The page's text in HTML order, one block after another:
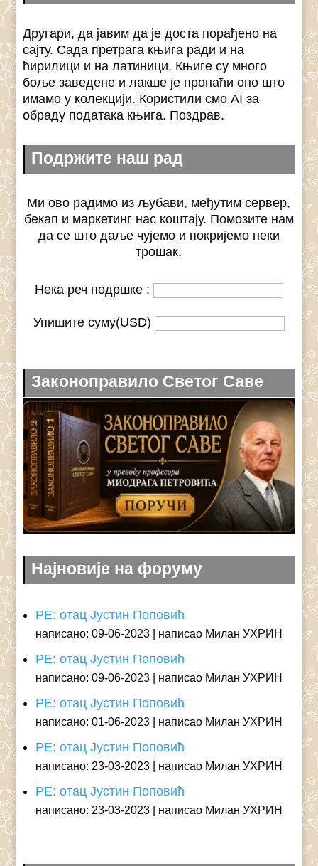
Другари, да јавим да је доста порађено на
сајту. Сада претрага књига ради и на
ћирилици и на латиници. Књиге су много
боље заведене и лакше је пронаћи оно што
имамо у колекцији. Користили смо AI за
обраду података књига. Поздрав.
Подржите наш рад
Ми ово радимо из љубави, међутим сервер,
бекап и маркетинг нас коштају. Помозите нам
да се што даље чујемо и покријемо неки
трошак.
Нека реч подршке :
Упишите суму(USD)
Законоправило Светог Саве
Најновије на форуму
РЕ: отац Јустин Поповић
написано: 09-06-2023 написао Милан УХРИН
РЕ: отац Јустин Поповић
написано: 09-06-2023 написао Милан УХРИН
РЕ: отац Јустин Поповић
написано: 01-06-2023 написао Милан УХРИН
РЕ: отац Јустин Поповић
написано: 23-03-2023 написао Милан УХРИН
РЕ: отац Јустин Поповић
написано: 23-03-2023 написао Милан УХРИН